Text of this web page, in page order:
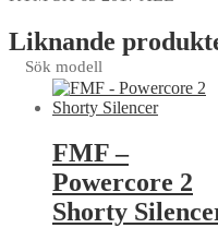
Liknande
FMF –
Powercore 2
Shorty
Sök modell